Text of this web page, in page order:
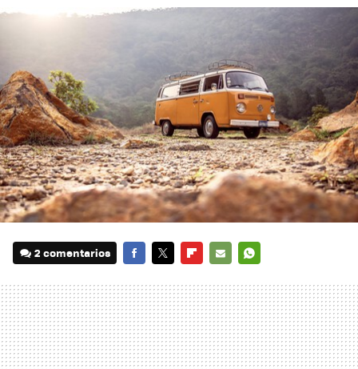
2 comentarios
MAIL